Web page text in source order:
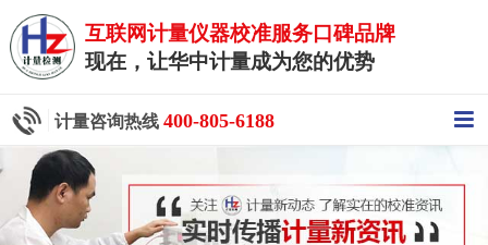
互联网计量仪器校准服务口碑品牌
现在，让华中计量成为您的优势
计量咨询热线 400-805-6188